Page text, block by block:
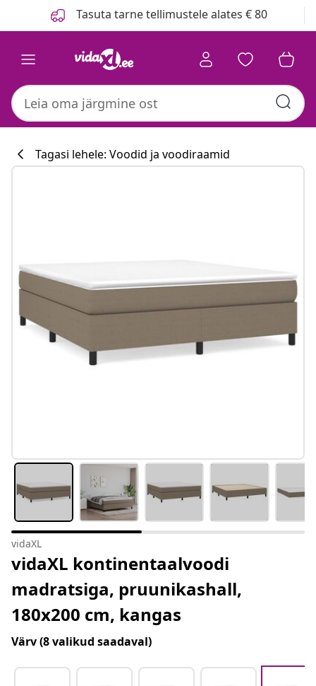
Tasuta tarne tellimustele alates € 80
Tagasi lehele: Voodid ja voodiraamid
vidaXL
vidaXL kontinentaalvoodi
madratsiga, pruunikashall,
180x200 cm, kangas
Värv(8 valikud saadaval)